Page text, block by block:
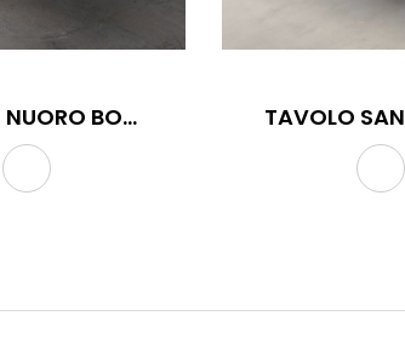
TAVOLO NUORO BOTTE